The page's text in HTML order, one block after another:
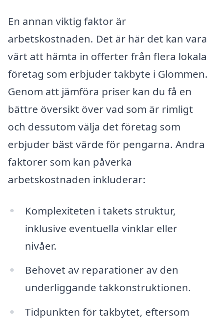
En annan viktig faktor är
arbetskostnaden. Det är här det kan vara
värt att hämta in offerter från flera lokala
företag som erbjuder takbyte i Glommen.
Genom att jämföra priser kan du få en
bättre översikt över vad som är rimligt
och dessutom välja det företag som
erbjuder bäst värde för pengarna. Andra
faktorer som kan påverka
arbetskostnaden inkluderar:
Komplexiteten i takets struktur,
inklusive eventuella vinklar eller
nivåer.
Behovet av reparationer av den
underliggande takkonstruktionen.
Tidpunkten för takbytet, eftersom